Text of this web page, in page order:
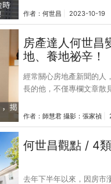
的時候最該買呢？ 因為最便宜 越早買增值空間越大 等到什麼都有了房價就貴了
重劃區從０到有生活機能
光去看 15 年後的發展。
作者： 何世昌 2023-10-19
房產達人何世昌
地、養地祕辛！
經常關心房地產新聞的人
長的他，不僅專欄文章散
後短短 4 個月，他的追蹤
以達到的數字。 有別於
用幽默又語帶批判的筆
族群的關注。然而他也並
作者： 師慧君 攝影：張家禎
何世昌觀點 / 4
去年下半年以來，因房市